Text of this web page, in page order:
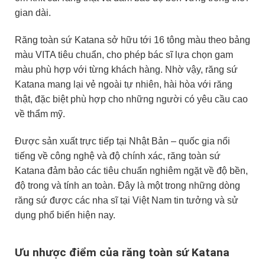
gian dài.
Răng toàn sứ Katana sở hữu tới 16 tông màu theo bảng
màu VITA tiêu chuẩn, cho phép bác sĩ lựa chọn gam
màu phù hợp với từng khách hàng. Nhờ vậy, răng sứ
Katana mang lại vẻ ngoài tự nhiên, hài hòa với răng
thật, đặc biệt phù hợp cho những người có yêu cầu cao
về thẩm mỹ.
Được sản xuất trực tiếp tại Nhật Bản – quốc gia nổi
tiếng về công nghệ và độ chính xác, răng toàn sứ
Katana đảm bảo các tiêu chuẩn nghiêm ngặt về độ bền,
độ trong và tính an toàn. Đây là một trong những dòng
răng sứ được các nha sĩ tại Việt Nam tin tưởng và sử
dụng phổ biến hiện nay.
Ưu nhược điểm của răng toàn sứ Katana